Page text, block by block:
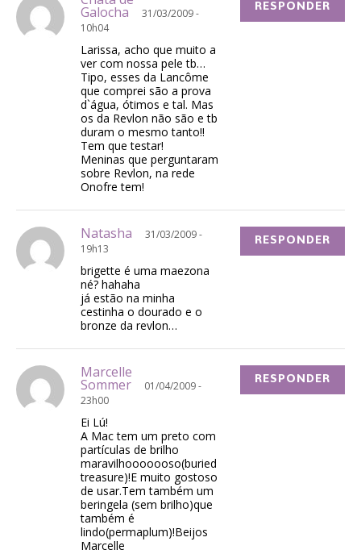
Galocha
31/03/2009 -
10h04
Larissa, acho que muito a
ver com nossa pele tb…
Tipo, esses da Lancôme
que comprei são a prova
d`água, ótimos e tal. Mas
os da Revlon não são e tb
duram o mesmo tanto!!
Tem que testar!
Meninas que perguntaram
sobre Revlon, na rede
Onofre tem!
RESPONDER
Natasha
31/03/2009 -
19h13
brigette é uma maezona
né? hahaha
já estão na minha
cestinha o dourado e o
bronze da revlon…
RESPONDER
Marcelle
Sommer
01/04/2009 -
23h00
Ei Lú!
A Mac tem um preto com
partículas de brilho
maravilhooooooso(buried
treasure)!E muito gostoso
de usar.Tem também um
beringela (sem brilho)que
também é
lindo(permaplum)!Beijos
Marcelle
RESPONDER